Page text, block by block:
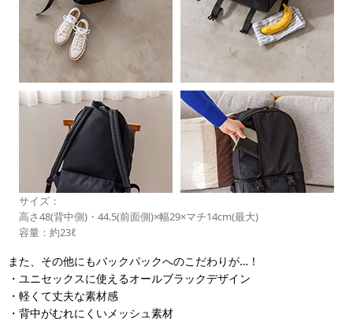
サイズ：
高さ48(背中側)・44.5(前面側)×幅29×マチ14cm(最大)
容量：約23ℓ
また、その他にもバックパックへのこだわりが…！
・ユニセックスに使えるオールブラックデザイン
・軽くて丈夫な素材感
・背中がむれにくいメッシュ素材